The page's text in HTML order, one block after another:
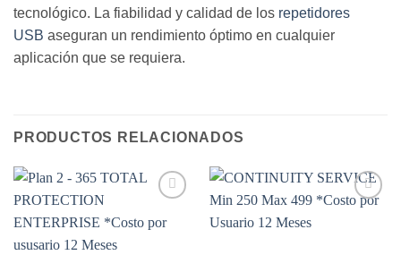
tecnológico. La fiabilidad y calidad de los repetidores
USB aseguran un rendimiento óptimo en cualquier
aplicación que se requiera.
PRODUCTOS RELACIONADOS
wishlist